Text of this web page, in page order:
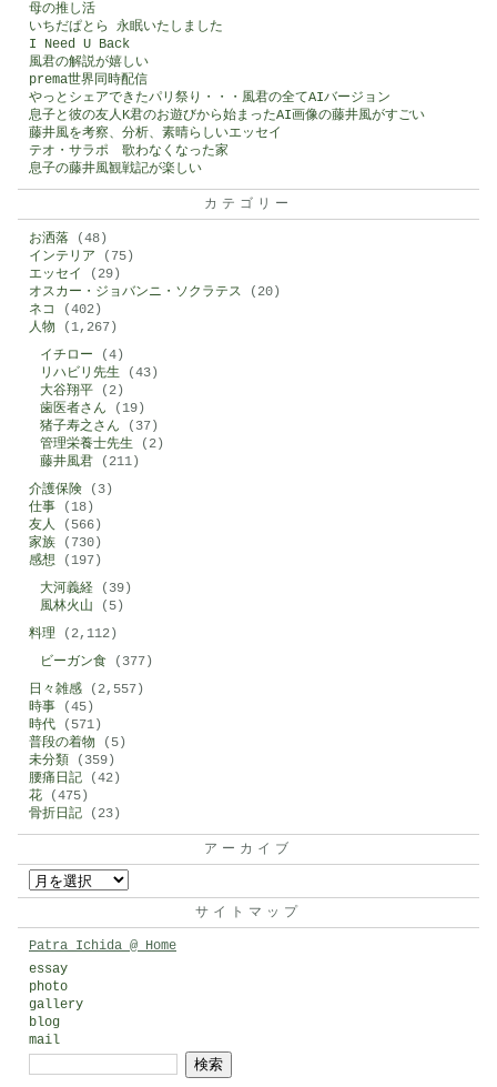
母の推し活
いちだぱとら 永眠いたしました
I Need U Back
風君の解説が嬉しい
prema世界同時配信
やっとシェアできたパリ祭り・・・風君の全てAIバージョン
息子と彼の友人K君のお遊びから始まったAI画像の藤井風がすごい
藤井風を考察、分析、素晴らしいエッセイ
テオ・サラポ 歌わなくなった家
息子の藤井風観戦記が楽しい
カテゴリー
お洒落 (48)
インテリア (75)
エッセイ
(29)
オスカー・ジョバンニ・ソクラテス (20)
ネコ
(402)
人物 (1,267)
イチロー (4)
リハビリ先生 (43)
大谷翔平 (2)
歯医者さん (19)
猪子寿之さん (37)
管理栄養士先生 (2)
藤井風君 (211)
介護保険 (3)
仕事 (18)
友人 (566)
家族 (730)
感想 (197)
大河義経 (39)
風林火山 (5)
料理 (2,112)
ビーガン食 (377)
日々雑感 (2,557)
時事 (45)
時代 (571)
普段の着物 (5)
未分類 (359)
腰痛日記 (42)
花 (475)
骨折日記 (23)
アーカイブ
イ
サイトマップ
Patra Ichida @ Home
essay
photo
gallery
blog
mail